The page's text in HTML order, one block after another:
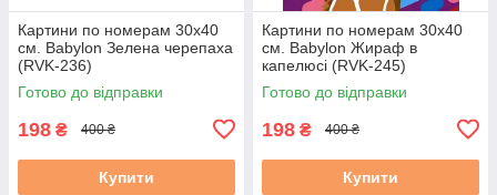
Картини по номерам 30х40
см. Babylon Зелена черепаха
(RVK-236)
Готово до відправки
198 ₴ 400 ₴
Купити
Картини по номерам 30х40
см. Babylon Жираф в
капелюсі (RVK-245)
Готово до відправки
198 ₴ 400 ₴
Купити